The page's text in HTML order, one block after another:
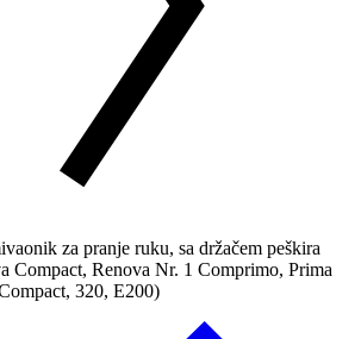
za pranje ruku, sa držačem peškira
Compact, Renova Nr. 1 Comprimo, Prima
320, E200)